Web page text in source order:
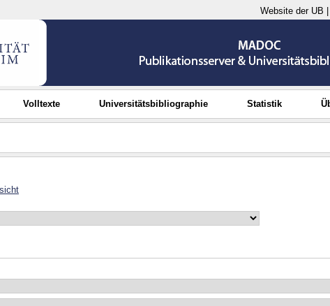
Website der UB
Volltexte Universitätsbibliographie Statistik